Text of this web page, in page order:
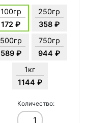
100гр
172 ₽
250гр
358 ₽
500гр
589 ₽
750гр
944 ₽
1кг
1144 ₽
Количество: